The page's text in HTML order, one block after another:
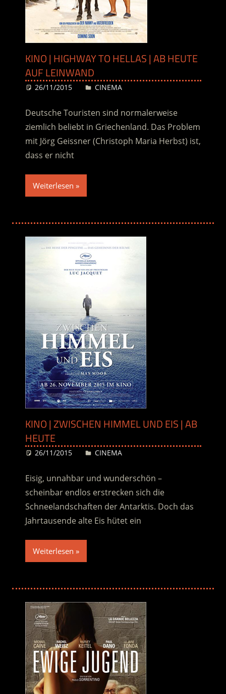
KINO | HIGHWAY TO HELLAS | AB HEUTE
AUF LEINWAND
26/11/2015 Desiree
CINEMA
Deutsche Touristen sind normalerweise
ziemlich beliebt in Griechenland. Das Problem
mit Jörg Geissner (Christoph Maria Herbst) ist,
dass er nicht
Weiterlesen
KINO | ZWISCHEN HIMMEL UND EIS | AB
HEUTE
26/11/2015 Desiree
CINEMA
Eisig, unnahbar und wunderschön –
scheinbar endlos erstrecken sich die
Schneelandschaften der Antarktis. Doch das
Jahrtausende alte Eis hütet ein
Weiterlesen